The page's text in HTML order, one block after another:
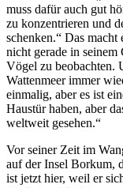
muss dafür auch gut
zu konzentrieren und
schenken.“ Das
nicht gerade in seinem
Vögel zu beobachten.
Wattenmeer immer
einmalig, aber es ist
Haustür haben, aber
weltweit gesehen.“
Vor seiner Zeit im
auf der Insel Borkum,
ist jetzt hier, weil er